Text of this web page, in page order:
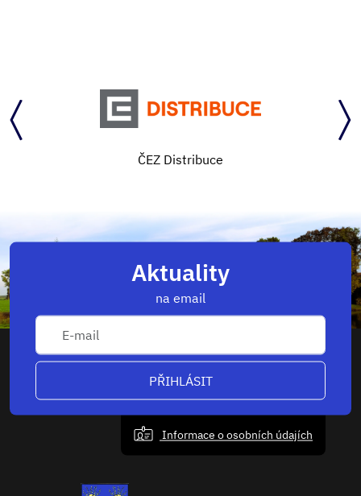
ČEZ Distribuce
Aktuality
na email
PŘIHLÁSIT
Informace o osobních údajích